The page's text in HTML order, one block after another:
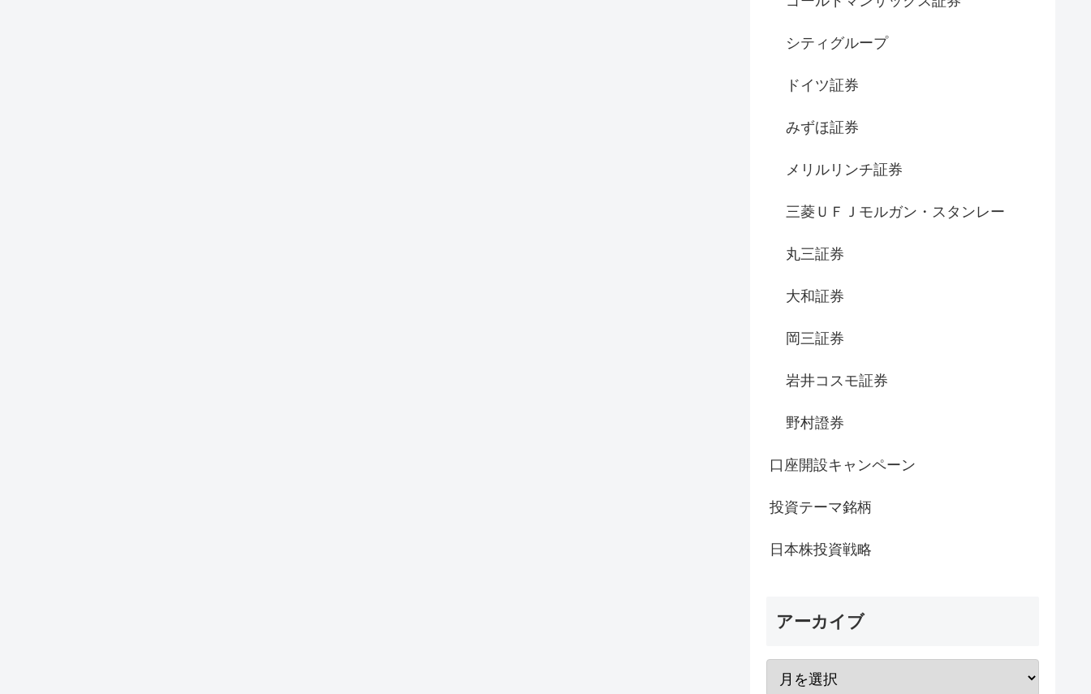
シティグループ
ドイツ証券
みずほ証券
メリルリンチ証券
三菱ＵＦＪモルガン・スタンレー
丸三証券
大和証券
岡三証券
岩井コスモ証券
野村證券
口座開設キャンペーン
投資テーマ銘柄
日本株投資戦略
アーカイブ